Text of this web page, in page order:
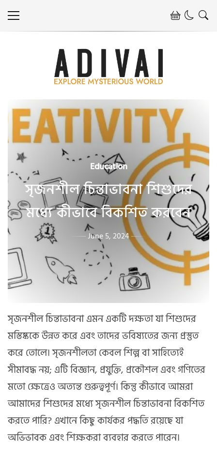
Education
সৃজনশীল চিন্তাভাবনা শিশুদের
মধ্যে কীভাবে বিকশিত করবেন
June 5, 2024
সৃজনশীল চিন্তাভাবনা এমন একটি দক্ষতা যা শিশুদের
মস্তিষ্ককে উন্নত করে এবং তাদের ভবিষ্যতের জন্য প্রস্তুত
করে তোলে। সৃজনশীলতা কেবল শিল্প বা সাহিত্যেই
সীমাবদ্ধ নয়; এটি বিজ্ঞান, প্রযুক্তি, প্রকৌশল এবং গণিতের
মতো ক্ষেত্রেও অত্যন্ত গুরুত্বপূর্ণ। কিন্তু কীভাবে আমরা
আমাদের শিশুদের মধ্যে সৃজনশীল চিন্তাভাবনা বিকশিত
করতে পারি? এখানে কিছু কার্যকর পদ্ধতি রয়েছে যা
অভিভাবক এবং শিক্ষকরা ব্যবহার করতে পারেন।